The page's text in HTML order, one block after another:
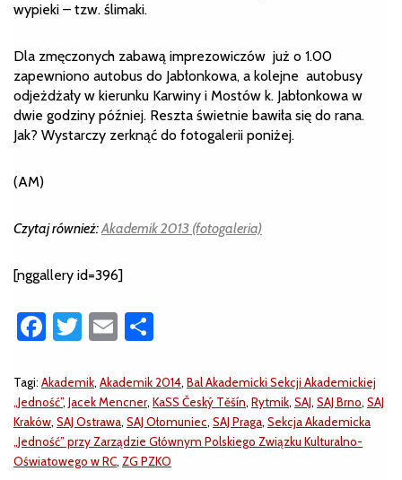
wypieki – tzw. ślimaki.
Dla zmęczonych zabawą imprezowiczów już o 1.00
zapewniono autobus do Jabłonkowa, a kolejne autobusy
odjeżdżały w kierunku Karwiny i Mostów k. Jabłonkowa w
dwie godziny później. Reszta świetnie bawiła się do rana.
Jak? Wystarczy zerknąć do fotogalerii poniżej.
(AM)
Czytaj również:Akademik 2013 (fotogaleria)
[nggallery id=396]
Facebook
Twitter
Email
Tagi: Akademik, Akademik 2014, Bal Akademicki Sekcji Akademickiej
„Jedność”, Jacek Mencner, KaSS Český Těšín, Rytmik, SAJ, SAJ Brno, SAJ
Kraków, SAJ Ostrawa, SAJ Ołomuniec, SAJ Praga, Sekcja Akademicka
„Jedność” przy Zarządzie Głównym Polskiego Związku Kulturalno-
Oświatowego w RC, ZG PZKO